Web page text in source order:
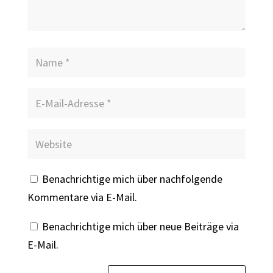
Benachrichtige mich über nachfolgende
Kommentare via E-Mail.
Benachrichtige mich über neue Beiträge via
E-Mail.